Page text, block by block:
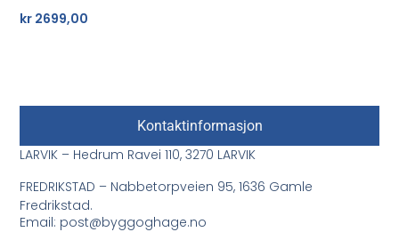
kr 2699,00
Kontaktinformasjon
LARVIK – Hedrum Ravei 110, 3270 LARVIK
FREDRIKSTAD – Nabbetorpveien 95, 1636 Gamle
Fredrikstad.
Email: post@byggoghage.no